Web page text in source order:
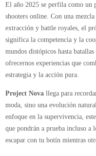
FPS,
Extracción
y
Battle
Royale
para
2025
El año 2025 se perfila como un
shooters online. Con una
extracción y battle royales, el
significa la competencia y la
mundos distópicos hasta
ofrecernos experiencias que
estrategia y la acción pura.
Project Nova llega para
moda, sino una evolución
enfoque en la supervivencia,
que pondrán a prueba incluso a
escapar con tu botín mientras